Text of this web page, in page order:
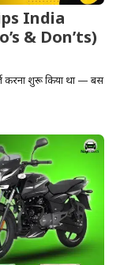
India
& Don’ts)
करना शुरू किया था — बस